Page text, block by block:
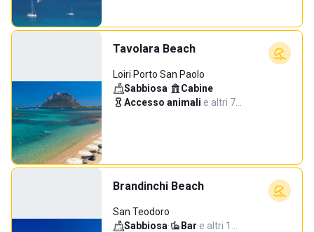
Tavolara Beach
Loiri Porto San Paolo
Sabbiosa· Cabine·
Accesso animali·e altri 7…
Brandinchi Beach
San Teodoro
Sabbiosa· Bar·e altri 1…